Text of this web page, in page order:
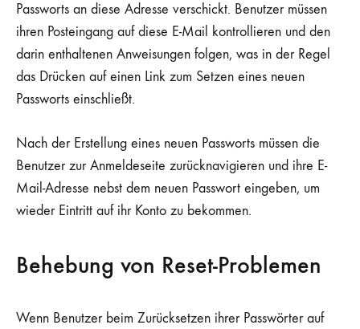
Passworts an diese Adresse verschickt. Benutzer müssen
ihren Posteingang auf diese E-Mail kontrollieren und den
darin enthaltenen Anweisungen folgen, was in der Regel
das Drücken auf einen Link zum Setzen eines neuen
Passworts einschließt.
Nach der Erstellung eines neuen Passworts müssen die
Benutzer zur Anmeldeseite zurücknavigieren und ihre E-
Mail-Adresse nebst dem neuen Passwort eingeben, um
wieder Eintritt auf ihr Konto zu bekommen.
Behebung von Reset-Problemen
Wenn Benutzer beim Zurücksetzen ihrer Passwörter auf